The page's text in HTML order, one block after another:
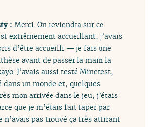
:Merci. On reviendra sur ce
extrêmement accueillant, j’avais
d’être accueilli — je fais une
avant de passer la main la
J’avais aussi testé Minetest,
dans un monde et, quelques
mon arrivée dans le jeu, j’étais
que je m’étais fait taper par
n’avais pas trouvé ça très attirant